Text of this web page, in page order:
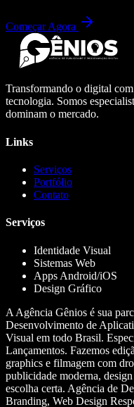
Começar Agora
Transformando o digital
tecnologia. Somos
dominam o mercado.
Links
Serviços
Portfólio
Contato
Serviços
Identidade Visual
Sistemas Web
Apps Android/iOS
Design Gráfico
A Agência Gênios é sua
Desenvolvimento de
Visual em todo Brasil.
Lançamentos. Fazemos
graphics e filmagem com
publicidade moderna,
escolha certa. Agência de
Branding, Web Design